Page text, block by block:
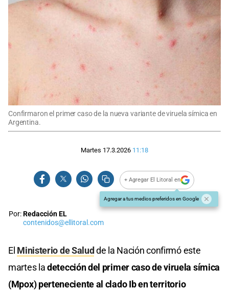
Confirmaron el primer caso de la nueva variante de viruela símica en
Argentina.
Martes 17.3.2026 11:18
+ Agregar El Litoral en
Agregar a tus medios preferidos en Google
Por:Redacción EL
contenidos@ellitoral.com
El Ministerio de Saludde la Nación confirmó este
martes ladetección del primer caso de viruela símica
(Mpox) perteneciente al clado Ib en territorio